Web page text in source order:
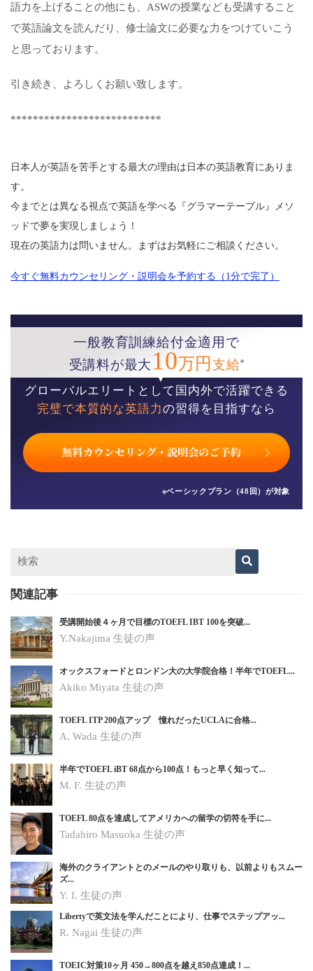
語力を上げることの他にも、ASWの授業なども受講すること
で英語論文を読んだり、修士論文に必要な力をつけていこう
と思っております。
引き続き、よろしくお願い致します。
***************************
日本人が英語を苦手とする最大の理由は日本の英語教育にありま
す。
今までとは異なる視点で英語を学べる『グラマーテーブル』メソ
ッドで夢を実現しましょう！
現在の英語力は問いません。まずはお気軽にご相談ください。
今すぐ無料カウンセリング・説明会を予約する（1分で完了）
一般教育訓練給付金適用で
受講料が最大 10万円支給※
グローバルエリートとして国内外で活躍できる
完璧で本質的な英語力の習得を目指すなら
※ベーシックプラン（48回）が対象
関連記事
受講開始後４ヶ月で目標のTOEFL IBT 100を突破...
Y.Nakajima 生徒の声
オックスフォードとロンドン大の大学院合格！半年でTOEFL...
Akiko Miyata 生徒の声
TOEFL ITP 200点アップ 憧れだったUCLAに合格...
A. Wada 生徒の声
半年でTOEFL iBT 68点から100点！もっと早く知って...
M. F. 生徒の声
TOEFL 80点を達成してアメリカへの留学の切符を手に...
Tadahiro Masuoka 生徒の声
海外のクライアントとのメールのやり取りも、以前よりもスムー
ズ...
Y. I. 生徒の声
Libertyで英文法を学んだことにより、仕事でステップアッ...
R. Nagai 生徒の声
TOEIC対策10ヶ月 450→800点を越え850点達成！...